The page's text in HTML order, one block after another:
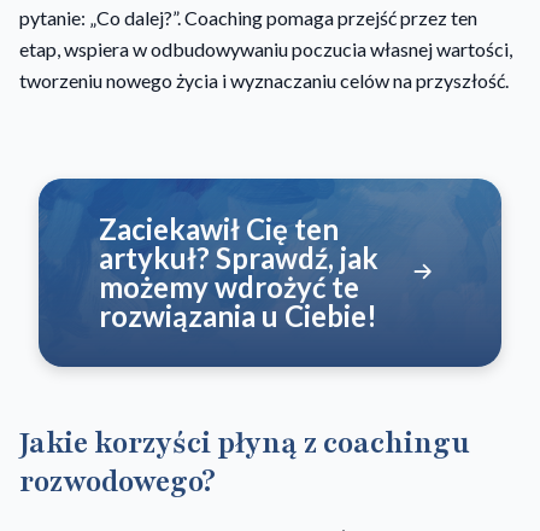
pytanie: „Co dalej?”. Coaching pomaga przejść przez ten
etap, wspiera w odbudowywaniu poczucia własnej wartości,
tworzeniu nowego życia i wyznaczaniu celów na przyszłość.
Zaciekawił Cię ten
artykuł? Sprawdź, jak
możemy wdrożyć te
rozwiązania u Ciebie!
Jakie korzyści płyną z coachingu
rozwodowego?